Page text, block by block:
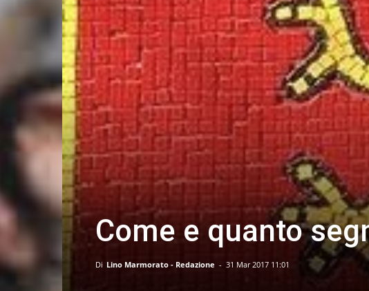
Come e quanto
Di Lino Marmorato - Redazione - 31 Mar 2017 11:01